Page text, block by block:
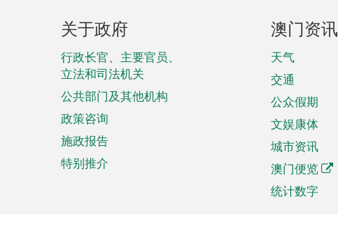
页
脚
菜
单
关于政府
行政长官、主要官员、
立法和司法机关
公共部门及其他机构
政策咨询
施政报告
特别推介
澳门资讯
天气
交通
公众假期
文娱康体
城市资讯
澳门便览
统计数字